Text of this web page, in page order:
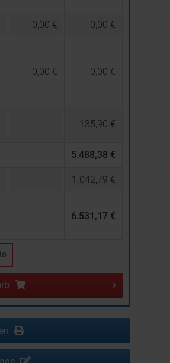
0,00 € 0,00 €
0,00 € 0,00 €
135,90 €
5.488,38 €
1.042,79 €
6.531,17 €